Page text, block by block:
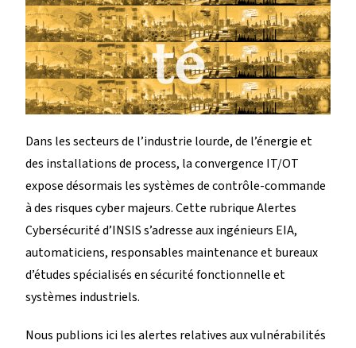
té
Dans les secteurs de l’industrie lourde, de l’énergie et
des installations de process, la convergence IT/OT
expose désormais les systèmes de contrôle-commande
à des risques cyber majeurs. Cette rubrique Alertes
Cybersécurité d’INSIS s’adresse aux ingénieurs EIA,
automaticiens, responsables maintenance et bureaux
d’études spécialisés en sécurité fonctionnelle et
systèmes industriels.
Nous publions ici les alertes relatives aux vulnérabilités